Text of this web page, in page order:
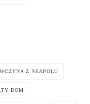
Z NEAPOLU
DOM